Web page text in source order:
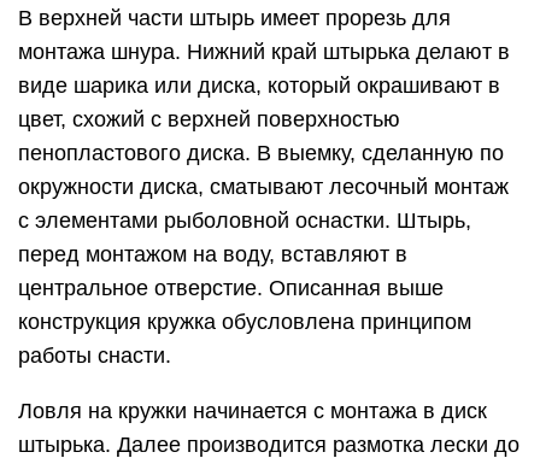
В верхней части штырь имеет прорезь для
монтажа шнура. Нижний край штырька делают в
виде шарика или диска, который окрашивают в
цвет, схожий с верхней поверхностью
пенопластового диска. В выемку, сделанную по
окружности диска, сматывают лесочный монтаж
с элементами рыболовной оснастки. Штырь,
перед монтажом на воду, вставляют в
центральное отверстие. Описанная выше
конструкция кружка обусловлена принципом
работы снасти.
Ловля на кружки начинается с монтажа в диск
штырька. Далее производится размотка лески до